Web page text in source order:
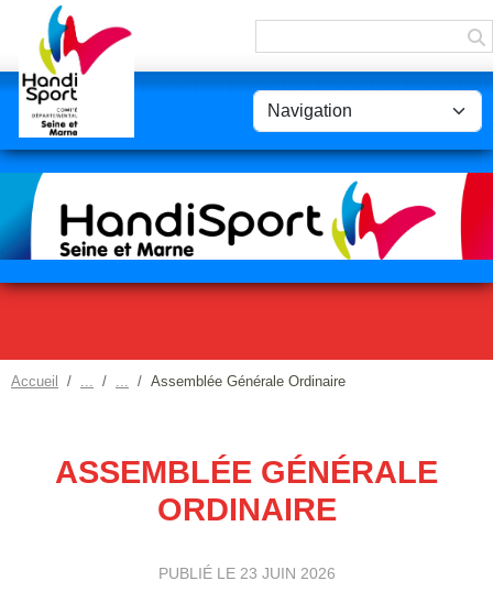
Accueil Assemblée Générale Ordinaire
ASSEMBLÉE GÉNÉRALE
ORDINAIRE
PUBLIÉ LE 23 JUIN 2026
Panneau de gestion des cookies